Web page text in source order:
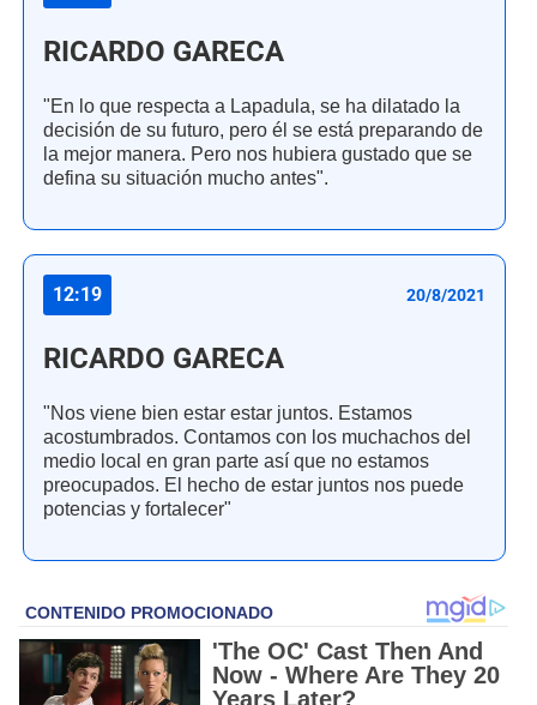
RICARDO GARECA
"En lo que respecta a Lapadula, se ha dilatado la
decisión de su futuro, pero él se está preparando de
la mejor manera. Pero nos hubiera gustado que se
defina su situación mucho antes".
12:19 20/8/2021
RICARDO GARECA
"Nos viene bien estar estar juntos. Estamos
acostumbrados. Contamos con los muchachos del
medio local en gran parte así que no estamos
preocupados. El hecho de estar juntos nos puede
potencias y fortalecer"